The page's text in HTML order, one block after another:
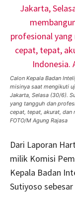
Calon Kepala Badan
misinya saat mengikuti
Jakarta, Selasa (30/6).
yang tangguh dan
cepat, tepat, akurat, dan
FOTO/M Agung Rajasa
Dari Laporan
milik Komisi
Kepala Badan
Sutiyoso